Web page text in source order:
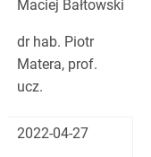
Maciej Bałtowski
dr hab. Piotr
Matera, prof.
ucz.
2022-04-27